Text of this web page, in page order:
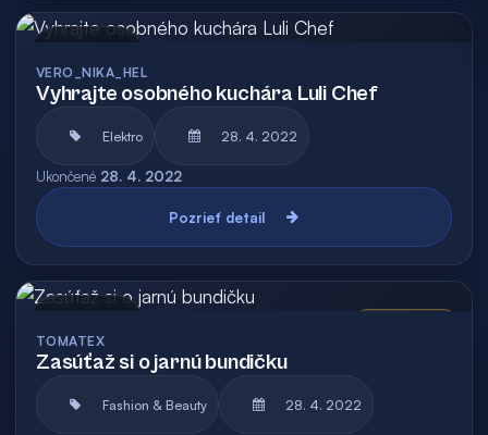
VERO_NIKA_HEL
Vyhrajte osobného kuchára Luli Chef
Elektro 28. 4. 2022
Ukončené 28. 4. 2022
Pozrieť detail
TOMATEX
Zasúťaž si o jarnú bundičku
Fashion & Beauty 28. 4. 2022